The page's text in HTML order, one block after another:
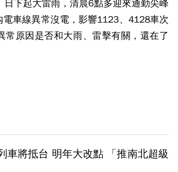
下起大雷雨，清晨6點多迎來通勤尖峰
車線異常沒電，影響1123、4128車次
常原因是否和大雨、雷擊有關，還在了
車將抵台 明年大改點 「推南北超級